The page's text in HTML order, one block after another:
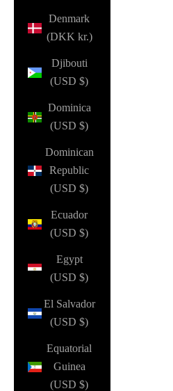
Denmark
(DKK kr.)
Djibouti
(USD $)
Dominica
(USD $)
Dominican
Republic
(USD $)
Ecuador
(USD $)
Egypt
(USD $)
El Salvador
(USD $)
Equatorial
Guinea
(USD $)